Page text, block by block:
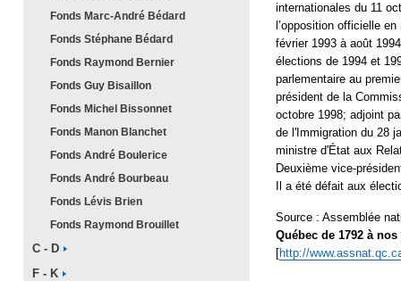
Fonds Marc-André Bédard
Fonds Stéphane Bédard
Fonds Raymond Bernier
Fonds Guy Bisaillon
Fonds Michel Bissonnet
Fonds Manon Blanchet
Fonds André Boulerice
Fonds André Bourbeau
Fonds Lévis Brien
Fonds Raymond Brouillet
C - D
F - K
internationales du 11
l’opposition officielle
février 1993 à août
élections de 1994 et
parlementaire au
président de la
octobre 1998; adjoint
de l'Immigration du 28
ministre d'État aux
Deuxième vice-
Il a été défait aux
Source : Assemblée
Québec de 1792 à
[http://